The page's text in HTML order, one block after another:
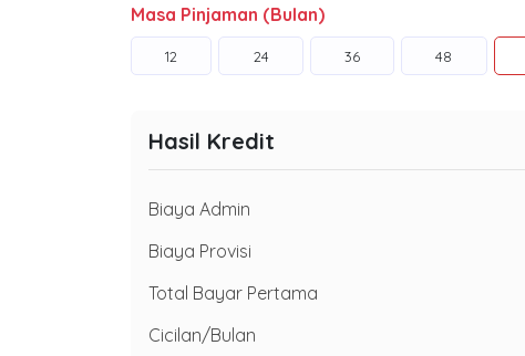
Masa Pinjaman (Bulan)
12 24 36 48
Hasil Kredit
Biaya Admin
Biaya Provisi
Total Bayar Pertama
Cicilan/Bulan